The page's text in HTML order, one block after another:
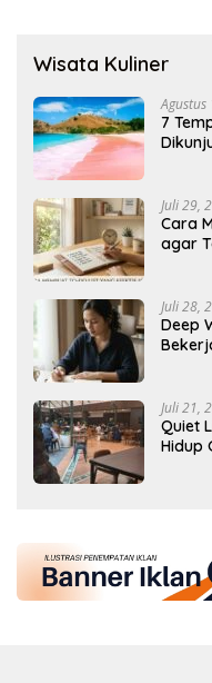
Wisata Kuliner
Agustus
7
Juli 29,
Cara
agar
Juli 28,
Deep
Juli 21,
Quiet
Hidup